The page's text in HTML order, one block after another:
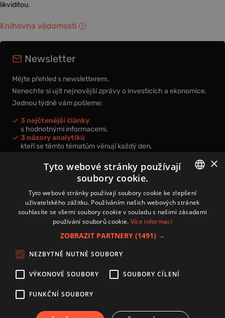
likviditou.
Knihovna vědomostí
Newsletter
Mějte přehled s newsletterem.
Nenechte si ujít nejnovější zprávy o investicích a ekonomice.
Jednou týdně vám pošleme:
3 nejčtenější články
s hodnotnými informacemi,
3 názory analytiků
kteří se těmto tématům věnují každý den,
nová videa a podcasty
k prohloubení vašich znalostí.
Přihlášením k newsletteru vyjadřujete svůj souhlas spodmínkami
zpracování osobních údajů.
Zásady používání souborů cookies
Autoři
Nastavení cookies
CZECH
×
Tyto webové stránky používají
soubory cookie.
Tyto webové stránky používají soubory cookie ke zlepšení
uživatelského zážitku. Používáním našich webových stránek
souhlasíte se všemi soubory cookie v souladu s našimi zásadami
používání souborů cookie. Více informací
ZOBRAZIT PARTNERY (1491) →
NEZBYTNĚ NUTNÉ SOUBORY
VÝKONOVÉ SOUBORY SOUBORY CÍLENÍ
FUNKČNÍ SOUBORY